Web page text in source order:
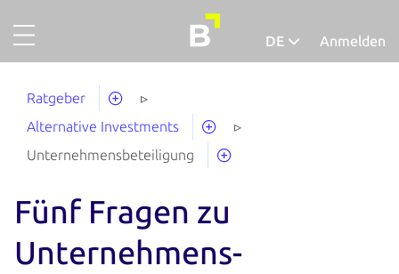
Finanzieren
So funktionierts
Unternehmensaccount
DE Anmelden
Ratgeber
Alternative Investments
Unternehmensbeteiligung
Fünf Fragen zu
Unternehmens­